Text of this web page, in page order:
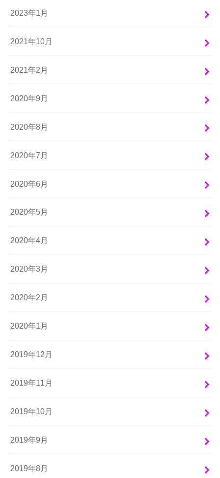
2023年1月
2021年10月
2021年2月
2020年9月
2020年8月
2020年7月
2020年6月
2020年5月
2020年4月
2020年3月
2020年2月
2020年1月
2019年12月
2019年11月
2019年10月
2019年9月
2019年8月